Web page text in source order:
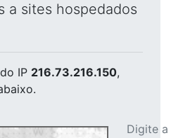
a sites hospedados
do IP 216.73.216.150,
Digite